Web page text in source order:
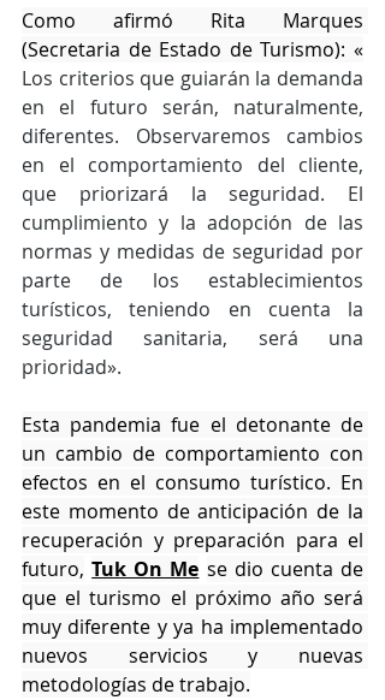
Como afirmó Rita Marques
(Secretaria de Estado de Turismo): «
Los criterios que guiarán la demanda
en el futuro serán, naturalmente,
diferentes. Observaremos cambios
en el comportamiento del cliente,
que priorizará la seguridad. El
cumplimiento y la adopción de las
normas y medidas de seguridad por
parte de los establecimientos
turísticos, teniendo en cuenta la
seguridad sanitaria, será una
prioridad».
Esta pandemia fue el detonante de
un cambio de comportamiento con
efectos en el consumo turístico. En
este momento de anticipación de la
recuperación y preparación para el
futuro, Tuk On Me se dio cuenta de
que el turismo el próximo año será
muy diferente y ya ha implementado
nuevos servicios y nuevas
metodologías de trabajo.